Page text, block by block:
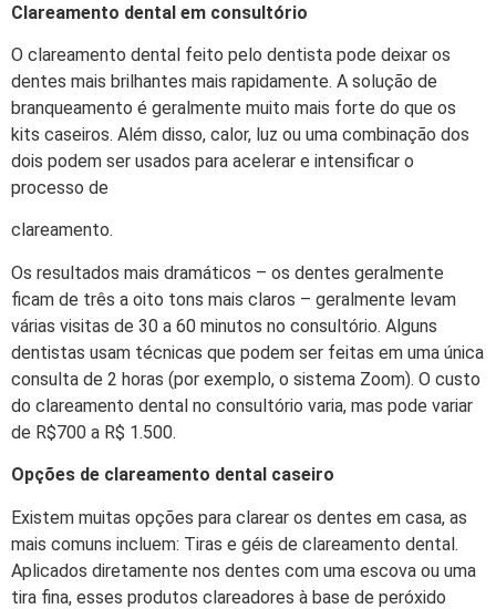
Clareamento dental em consultório
O clareamento dental feito pelo dentista pode deixar os
dentes mais brilhantes mais rapidamente. A solução de
branqueamento é geralmente muito mais forte do que os
kits caseiros. Além disso, calor, luz ou uma combinação dos
dois podem ser usados para acelerar e intensificar o
processo de
clareamento.
Os resultados mais dramáticos – os dentes geralmente
ficam de três a oito tons mais claros – geralmente levam
várias visitas de 30 a 60 minutos no consultório. Alguns
dentistas usam técnicas que podem ser feitas em uma única
consulta de 2 horas (por exemplo, o sistema Zoom). O custo
do clareamento dental no consultório varia, mas pode variar
de R$700 a R$ 1.500.
Opções de clareamento dental caseiro
Existem muitas opções para clarear os dentes em casa, as
mais comuns incluem: Tiras e géis de clareamento dental.
Aplicados diretamente nos dentes com uma escova ou uma
tira fina, esses produtos clareadores à base de peróxido